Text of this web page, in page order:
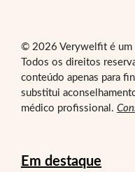
© 2026 Verywelfit é um
Todos os direitos
conteúdo apenas para
substitui
médico profissional.
Em destaque